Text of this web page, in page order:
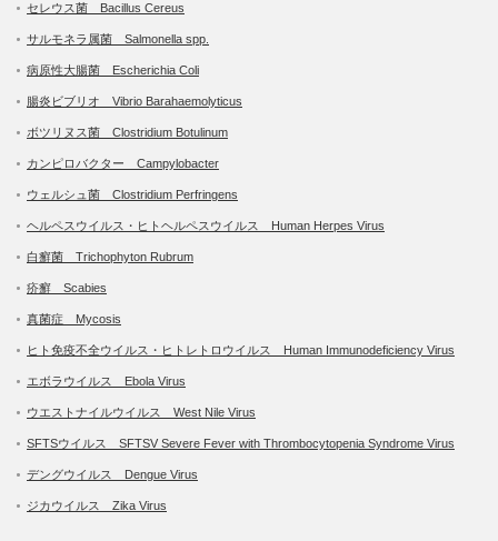
セレウス菌 Bacillus Cereus
サルモネラ属菌 Salmonella spp.
病原性大腸菌 Escherichia Coli
腸炎ビブリオ Vibrio Barahaemolyticus
ボツリヌス菌 Clostridium Botulinum
カンピロバクター Campylobacter
ウェルシュ菌 Clostridium Perfringens
ヘルペスウイルス・ヒトヘルペスウイルス Human Herpes Virus
白癬菌 Trichophyton Rubrum
疥癬 Scabies
真菌症 Mycosis
ヒト免疫不全ウイルス・ヒトレトロウイルス Human Immunodeficiency Virus
エボラウイルス Ebola Virus
ウエストナイルウイルス West Nile Virus
SFTSウイルス SFTSV Severe Fever with Thrombocytopenia Syndrome Virus
デングウイルス Dengue Virus
ジカウイルス Zika Virus